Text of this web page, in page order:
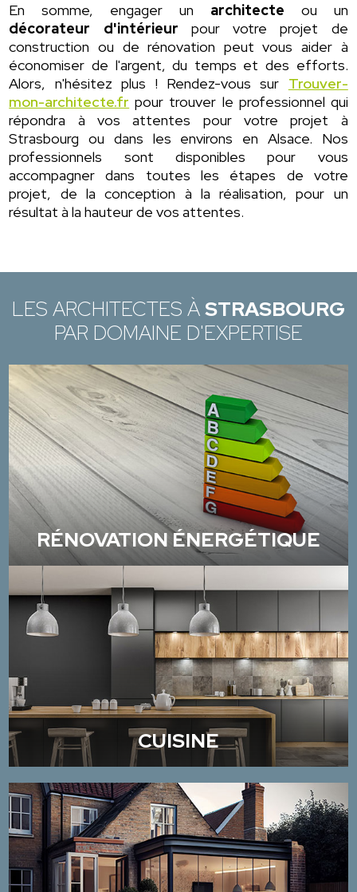
En somme, engager un architecte ou un
décorateur d'intérieur pour votre projet de
construction ou de rénovation peut vous aider à
économiser de l'argent, du temps et des efforts.
Alors, n'hésitez plus ! Rendez-vous sur Trouver-
mon-architecte.fr pour trouver le professionnel qui
répondra à vos attentes pour votre projet à
Strasbourg ou dans les environs en Alsace. Nos
professionnels sont disponibles pour vous
accompagner dans toutes les étapes de votre
projet, de la conception à la réalisation, pour un
résultat à la hauteur de vos attentes.
LES ARCHITECTES ÀSTRASBOURG
PAR DOMAINE D'EXPERTISE
RÉNOVATION ÉNERGÉTIQUE
CUISINE